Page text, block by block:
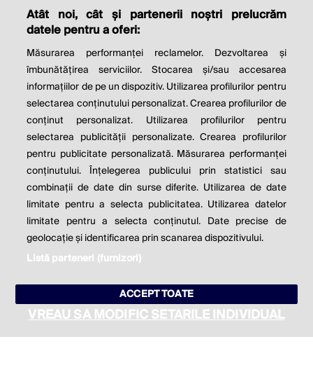
THE SOCIAL RESPONSIBILITY OF
BUSINESS IS TO INCREASE ITS
PROFITS.
Milton Friedman
© 2026 Profit.ro. Toate drepturile rezervate.
Dezvoltat de1616.ro
Contact Publicitate Despre noi
Politica de cookie Politica de
confidențialitate
este parte a
Atât noi, cât și partenerii noștri prelucrăm
datele pentru a oferi:
Măsurarea performanței reclamelor. Dezvoltarea și
îmbunătățirea serviciilor. Stocarea și/sau accesarea
informațiilor de pe un dispozitiv. Utilizarea profilurilor pentru
selectarea conținutului personalizat. Crearea profilurilor de
conținut personalizat. Utilizarea profilurilor pentru
selectarea publicității personalizate. Crearea profilurilor
pentru publicitate personalizată. Măsurarea performanței
conținutului. Înțelegerea publicului prin statistici sau
combinații de date din surse diferite. Utilizarea de date
limitate pentru a selecta publicitatea. Utilizarea datelor
limitate pentru a selecta conținutul. Date precise de
geolocație și identificarea prin scanarea dispozitivului.
Listă parteneri (furnizori)
ACCEPT TOATE
VREAU SA MODIFIC SETARILE INDIVIDUAL